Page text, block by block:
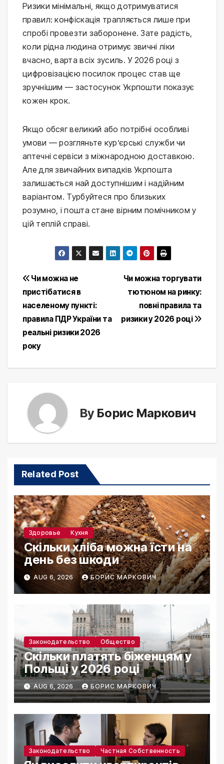
Ризики мінімальні, якщо дотримуватися
правил: конфіскація трапляється лише при
спробі провезти заборонене. Зате радість,
коли рідна людина отримує звичні ліки
вчасно, варта всіх зусиль. У 2026 році з
цифровізацією посилок процес став ще
зручнішим — застосунок Укрпошти показує
кожен крок.
Якщо обсяг великий або потрібні особливі
умови — розгляньте кур’єрські служби чи
аптечні сервіси з міжнародною доставкою.
Але для звичайних випадків Укрпошта
залишається най доступнішим і надійним
варіантом. Турбуйтеся про близьких
розумно, і пошта стане вірним помічником у
цій теплій справі.
Post
navigation
Чи можна торгувати
тютюном на ринку:
повні правила та
ризики у 2026 році
Чи можна не
пристібатися в
населеному пункті:
правила ПДР України та
реальні ризики 2026
року
By Борис Маркович
Related Post
Здоровье Кухня
Скільки хліба можна їсти на
день без шкоди
AUG 6, 2026 БОРИС МАРКОВИЧ
Законодательство Общество
Скільки платять біженцям у
Польщі у 2026 році
AUG 6, 2026 БОРИС МАРКОВИЧ
Законодательство Частная Собственность